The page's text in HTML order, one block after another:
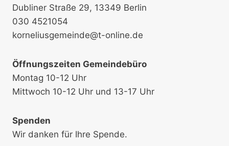
Dubliner Straße 29, 13349 Berlin
030 4521054
korneliusgemeinde@t-online.de
Öffnungszeiten Gemeindebüro
Montag 10-12 Uhr
Mittwoch 10-12 Uhr und 13-17 Uhr
Spenden
Wir danken für Ihre Spende.